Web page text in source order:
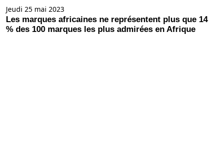
Jeudi 25 mai 2023
Les marques africaines ne représentent plus que 14
% des 100 marques les plus admirées en Afrique